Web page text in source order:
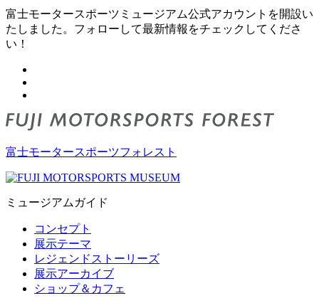
富士モータースポーツミュージアム公式アカウントを開設い
たしました。フォローして最新情報をチェックしてくださ
い！
富士モータースポーツフォレスト
ミュージアムガイド
コンセプト
展示テーマ
レジェンドストーリーズ
展示アーカイブ
ショップ＆カフェ